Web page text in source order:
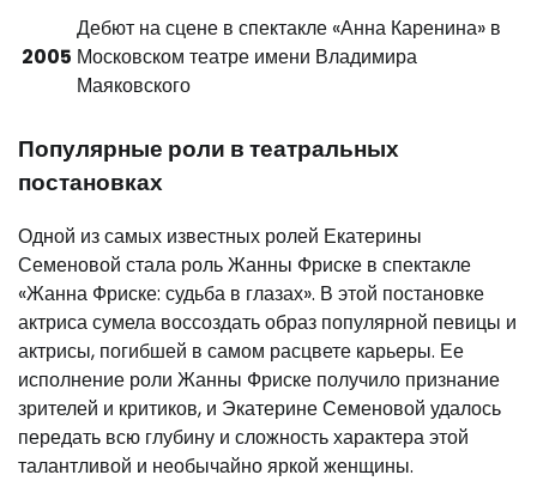
2005
Дебют на сцене в спектакле «Анна Каренина» в
Московском театре имени Владимира
Маяковского
Популярные роли в театральных
постановках
Одной из самых известных ролей Екатерины
Семеновой стала роль Жанны Фриске в спектакле
«Жанна Фриске: судьба в глазах». В этой постановке
актриса сумела воссоздать образ популярной певицы и
актрисы, погибшей в самом расцвете карьеры. Ее
исполнение роли Жанны Фриске получило признание
зрителей и критиков, и Экатерине Семеновой удалось
передать всю глубину и сложность характера этой
талантливой и необычайно яркой женщины.